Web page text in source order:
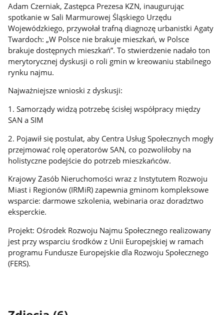
Adam Czerniak, Zastępca Prezesa KZN, inaugurując
spotkanie w Sali Marmurowej Śląskiego Urzędu
Wojewódzkiego, przywołał trafną diagnozę urbanistki Agaty
Twardoch: „W Polsce nie brakuje mieszkań, w Polsce
brakuje dostępnych mieszkań”. To stwierdzenie nadało ton
merytorycznej dyskusji o roli gmin w kreowaniu stabilnego
rynku najmu.
Najważniejsze wnioski z dyskusji:
1. Samorządy widzą potrzebę ścisłej współpracy między
SAN a SIM
2. Pojawił się postulat, aby Centra Usług Społecznych mogły
przejmować rolę operatorów SAN, co pozwoliłoby na
holistyczne podejście do potrzeb mieszkańców.
Krajowy Zasób Nieruchomości wraz z Instytutem Rozwoju
Miast i Regionów (IRMiR) zapewnia gminom kompleksowe
wsparcie: darmowe szkolenia, webinaria oraz doradztwo
eksperckie.
Projekt: Ośrodek Rozwoju Najmu Społecznego realizowany
jest przy wsparciu środków z Unii Europejskiej w ramach
programu Fundusze Europejskie dla Rozwoju Społecznego
(FERS).